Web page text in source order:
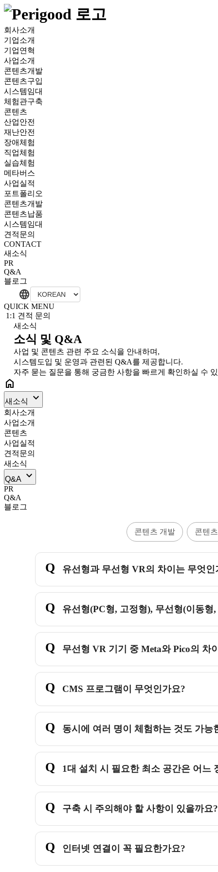
회사소개
기업소개
기업연혁
사업소개
콘텐츠개발
콘텐츠구입
시스템임대
체험관구축
콘텐츠
산업안전
재난안전
장애체험
직업체험
실습체험
메타버스
사업실적
포트폴리오
콘텐츠개발
콘텐츠납품
시스템임대
견적문의
CONTACT
새소식
PR
Q&A
블로그
language
QUICK MENU
1:1 견적 문의
새소식
소식 및 Q&A
사업 및 콘텐츠 관련 주요 소식을 안내하며,
시스템도입 및 운영과 관련된 Q&A를 제공합니다.
자주 묻는 질문을 통해 궁금한 사항을 빠르게 확인하실 수
home
새소식 keyboard_arrow_down
회사소개
사업소개
콘텐츠
사업실적
견적문의
새소식
Q&A keyboard_arrow_down
PR
Q&A
블로그
콘텐츠 개발 콘텐
Q 유선형과 무선형 VR의 차이는 무엇인
Q 유선형(PC형, 고정형), 무선형(이동
Q 무선형 VR 기기 중 Meta와 Pico의 차
Q CMS 프로그램이 무엇인가요?
Q 동시에 여러 명이 체험하는 것도 가능
Q 1대 설치 시 필요한 최소 공간은 어느
Q 구축 시 주의해야 할 사항이 있을까요?
Q 인터넷 연결이 꼭 필요한가요?